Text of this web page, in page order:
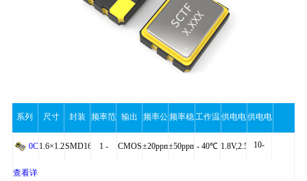
系列 尺寸 封装 频率范
围
输出 频率公
差
频率稳
定性
工作温
度
供电电
压
供电电
流（最
0C1.6×1.2×0.60SMD1612-1 - CMOS±20ppm±50ppm - 40℃ 1.8V,2.5V,3.3V
10-
查看详